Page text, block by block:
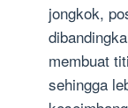
jongkok,
membuat
sehingga